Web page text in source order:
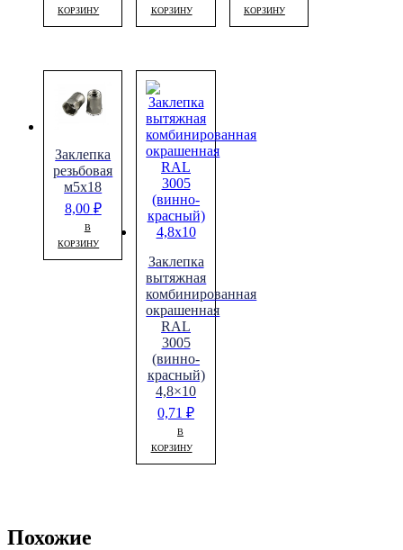
КОРЗИНУ
КОРЗИНУ
КОРЗИНУ
Заклепка
резьбовая
м5х18
8,00 ₽
В
КОРЗИНУ
Заклепка
вытяжная
комбинированная
окрашенная
RAL
3005
(винно-
красный)
4,8×10
0,71₽
В
КОРЗИНУ
Похожие